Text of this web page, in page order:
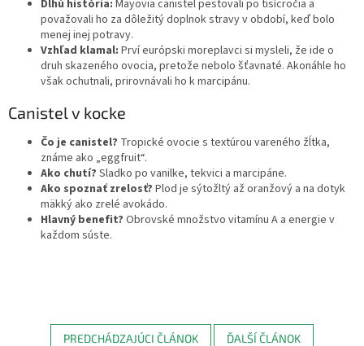
Dlhú história: Mayovia canistel pestovali po tisícročia a
považovali ho za dôležitý doplnok stravy v období, keď bolo
menej inej potravy.
Vzhľad klamal: Prví európski moreplavci si mysleli, že ide o
druh skazeného ovocia, pretože nebolo šťavnaté. Akonáhle ho
však ochutnali, prirovnávali ho k marcipánu.
Canistel v kocke
Čo je canistel? Tropické ovocie s textúrou vareného žĺtka,
známe ako „eggfruit“.
Ako chutí? Sladko po vanilke, tekvici a marcipáne.
Ako spoznať zrelosť? Plod je sýtožltý až oranžový a na dotyk
mäkký ako zrelé avokádo.
Hlavný benefit? Obrovské množstvo vitamínu A a energie v
každom súste.
PREDCHÁDZAJÚCI ČLÁNOK ĎALŠÍ ČLÁNOK